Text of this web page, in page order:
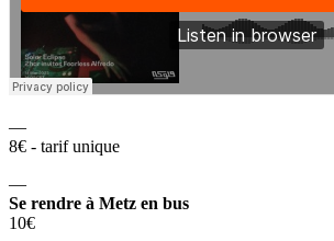
—
8€ - tarif unique
—
Se rendre à Metz en bus
10€